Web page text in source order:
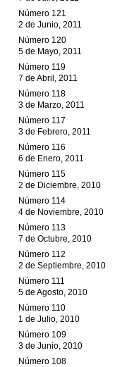
Número 121
2 de Junio, 2011
Número 120
5 de Mayo, 2011
Número 119
7 de Abril, 2011
Número 118
3 de Marzo, 2011
Número 117
3 de Febrero, 2011
Número 116
6 de Enero, 2011
Número 115
2 de Diciembre, 2010
Número 114
4 de Noviembre, 2010
Número 113
7 de Octubre, 2010
Número 112
2 de Septiembre, 2010
Número 111
5 de Agosto, 2010
Número 110
1 de Julio, 2010
Número 109
3 de Junio, 2010
Número 108